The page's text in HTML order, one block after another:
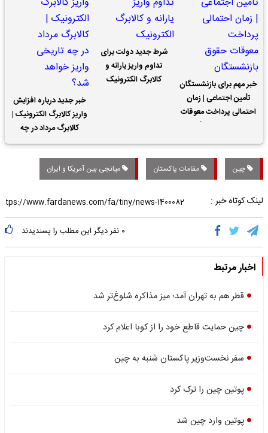
خبر مهم برای بازنشستگان
تأمین اجتماعی | زمان
احتمالی پرداخت معوقات
شرط جدید دولت برای
تداوم واریز یارانه و
کالابرگ الکترونیک
خبر جدید درباره افزایش
واریز کالابرگ الکترونیک |
کالابرگ مرداد در چه
تاریخی واریز خواهد شد؟
چین مقامات پاکستان میانجی بین آمریکا و ایران
لینک کوتاه خبر :
۰ نفر دیگر این مطلب را پسندیدند
اخبار مرتبط
قطر هم به تهران آمد؛ میز مذاکره شلوغ‌تر شد
چین حمایت قاطع خود را از کوبا اعلام کرد
سفر نخست‌وزیر پاکستان شنبه به چین
پوتین چین را ترک کرد
پوتین وارد چین شد